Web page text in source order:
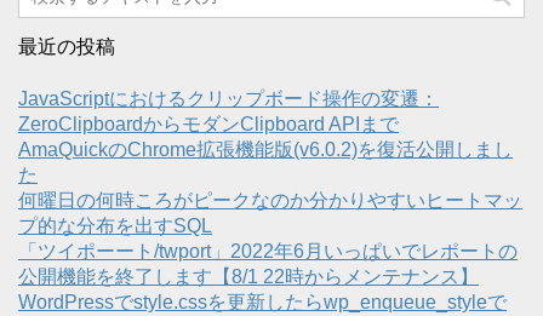
最近の投稿
JavaScriptにおけるクリップボード操作の変遷：
ZeroClipboardからモダンClipboard APIまで
AmaQuickのChrome拡張機能版(v6.0.2)を復活公開しまし
た
何曜日の何時ころがピークなのか分かりやすいヒートマッ
プ的な分布を出すSQL
「ツイポーート/twport」2022年6月いっぱいでレポートの
公開機能を終了します【8/1 22時からメンテナンス】
WordPressでstyle.cssを更新したらwp_enqueue_styleで